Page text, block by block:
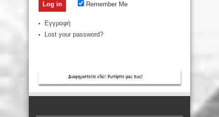
Remember Me
Εγγραφή
Lost your password?